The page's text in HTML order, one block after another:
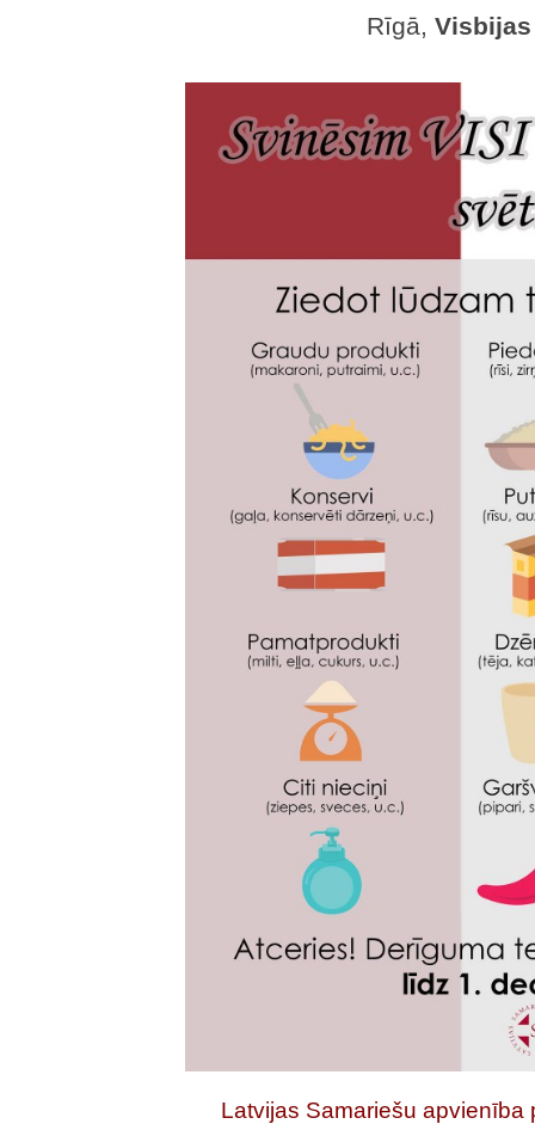
Rīgā,
Latvijas Samariešu